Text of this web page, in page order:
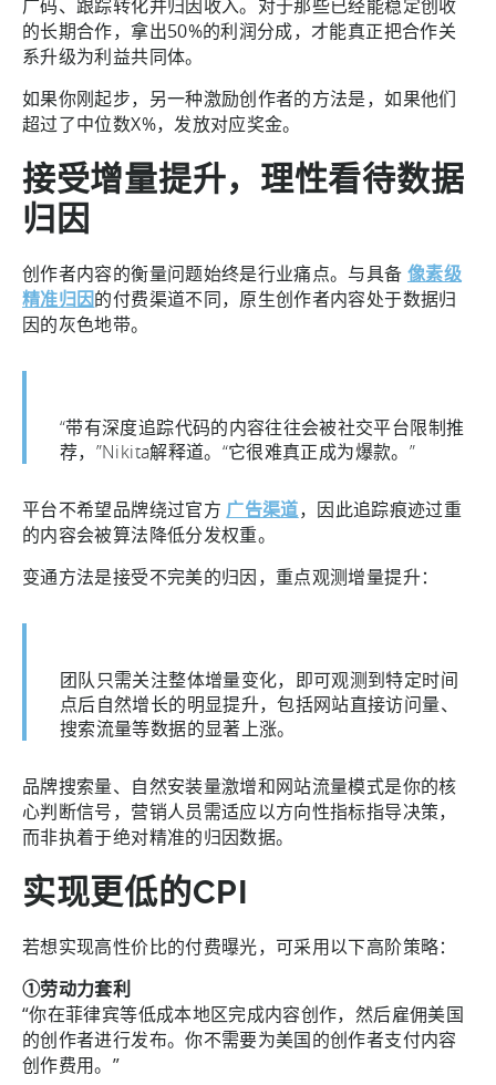
广码、跟踪转化并归因收入。对于那些已经能稳定创收
的长期合作，拿出50%的利润分成，才能真正把合作关
系升级为利益共同体。
如果你刚起步，另一种激励创作者的方法是，如果他们
超过了中位数X%，发放对应奖金。
接受增量提升，理性看待数据
归因
创作者内容的衡量问题始终是行业痛点。与具备 像素级
精准归因的付费渠道不同，原生创作者内容处于数据归
因的灰色地带。
“带有深度追踪代码的内容往往会被社交平台限制推
荐，”Nikita解释道。“它很难真正成为爆款。”
平台不希望品牌绕过官方 广告渠道，因此追踪痕迹过重
的内容会被算法降低分发权重。
变通方法是接受不完美的归因，重点观测增量提升：
团队只需关注整体增量变化，即可观测到特定时间
点后自然增长的明显提升，包括网站直接访问量、
搜索流量等数据的显著上涨。
品牌搜索量、自然安装量激增和网站流量模式是你的核
心判断信号，营销人员需适应以方向性指标指导决策，
而非执着于绝对精准的归因数据。
实现更低的CPI
若想实现高性价比的付费曝光，可采用以下高阶策略：
①劳动力套利
“你在菲律宾等低成本地区完成内容创作，然后雇佣美国
的创作者进行发布。你不需要为美国的创作者支付内容
创作费用。”